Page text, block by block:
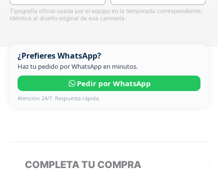
Tipografía oficial usada por el equipo en la temporada correspondiente,
idéntica al diseño original de esa camiseta.
¿Prefieres WhatsApp?
Haz tu pedido por WhatsApp en minutos.
Pedir por WhatsApp
Atención 24/7. Respuesta rápida.
COMPLETA TU COMPRA